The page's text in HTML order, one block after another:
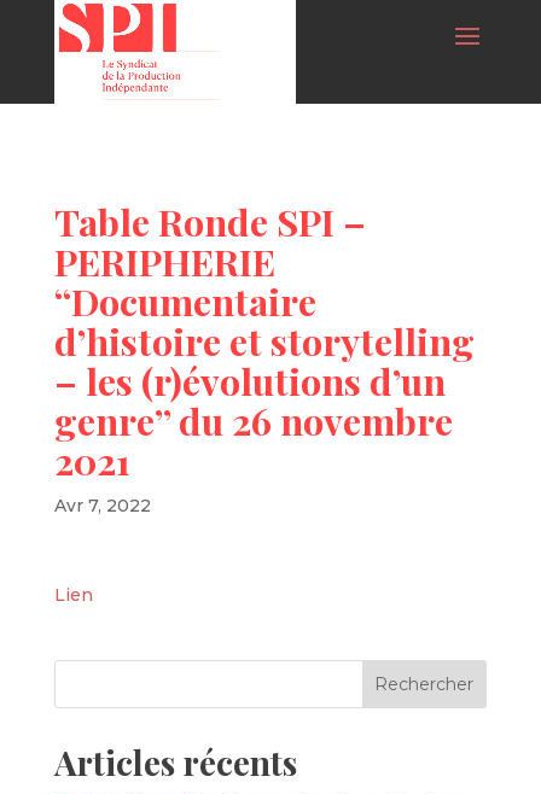
Table Ronde SPI –
PERIPHERIE
“Documentaire
d’histoire et storytelling
– les (r)évolutions d’un
genre” du 26 novembre
2021
Avr 7, 2022
Lien
Articles récents